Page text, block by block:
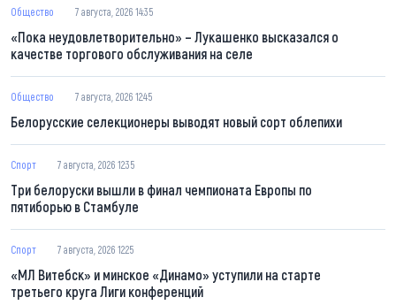
Общество 7 августа, 2026 14:35
«Пока неудовлетворительно» – Лукашенко высказался о
качестве торгового обслуживания на селе
Общество 7 августа, 2026 12:45
Белорусские селекционеры выводят новый сорт облепихи
Спорт 7 августа, 2026 12:35
Три белоруски вышли в финал чемпионата Европы по
пятиборью в Стамбуле
Спорт 7 августа, 2026 12:25
«МЛ Витебск» и минское «Динамо» уступили на старте
третьего круга Лиги конференций